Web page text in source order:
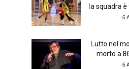
la squadra
6
Lutto nel
morto a
6